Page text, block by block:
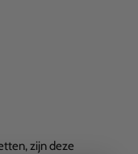
zijn deze